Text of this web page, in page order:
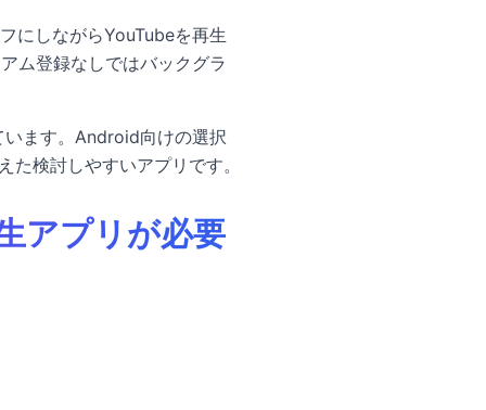
にしながらYouTubeを再生
ム登録なしではバックグラ
います。Android向けの選択
検討しやすいアプリです。
アプリが必要